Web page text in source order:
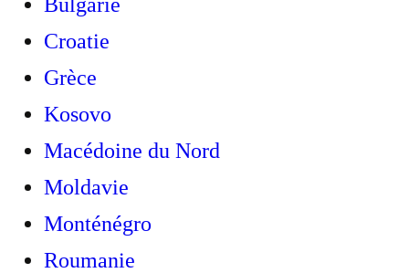
Croatie
Grèce
Kosovo
Macédoine du Nord
Moldavie
Monténégro
Roumanie